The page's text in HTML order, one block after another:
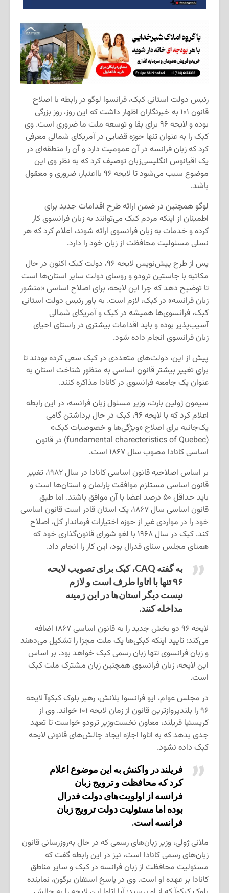
رئیس دولت استانی کبک، فرانسوا لوگو در رابطه با اصلاح
قانون ۱۰۱ به خبرنگاران اظهار داشت که این روز، روز بزرگی
بوده و لایحه ۹۶ برای بقا و توسعه ملت ما ضروری است. وی
كبک را به‌ عنوان تنها حوزه قضایی در آمریكای شمالی معرفی
کرد كه زبان فرانسه در آن عمومیت دارد و آن را منطقه‌ای در
یک اقیانوس انگلیسی‌زبان توصیف کرد که به نظر وی این
موضوع سبب می‌شود تا لایحه ۹۶ بااعتبار، ضروری و معقول
باشد.
لوگو همچنین در ضمن ارائه طرح اقدامات جدید برای
اطمینان از اینکه مردم کبک می‌توانند به زبان فرانسوی کار
کرده و خدمات به زبان فرانسوی ارائه شوند، اعلام کرد که هر
نسلی مسئولیت محافظت از زبان خود را دارد.
پس از طرح پیش‌نویس لایحه ۹۶، دولت کبک اکنون در حال
مکاتبه با جاستین ترودو و روسای دولت سایر استان‌ها است
تا توضیح دهد که چرا این لایحه، برای اصلاح اساسی «منشور
زبان فرانسه» در کبک، لازم است. به باور رئیس دولت استانی
کبک، فرانسوی‌ها همیشه در کبک و آمریکای شمالی
آسیب‌پذیر بوده و باید اقدامات بیشتری در راستای احیای
زبان فرانسوی انجام داده شود.
پیش‌ از این، دولت‌های متعددی در کبک سعی کرده بودند تا
برای تغییر بیشتر قانون اساسی به‌ منظور شناخت استان به‌
عنوان یک جامعه فرانسوی در کانادا مذاکره کنند.
سیمون ژولین بارت، وزیر مسئول زبان فرانسه، در این رابطه
اعلام کرد که با لایحه ۹۶، کبک در حال برداشتن گامی
یک‌جانبه برای اصلاح «ویژگی‌ها و خصوصیات کبک»
(fundamental charecteristics of Quebec) در قانون
اساسی کانادا مصوب سال ۱۸۶۷ است.
بر اساس اصلاحیه قانون اساسی کانادا در سال ۱۹۸۲، تغییر
قانون اساسی مستلزم موافقت پارلمان و استان‌ها است و
باید حداقل ۵۰ درصد اعضا با آن موافق باشند. اما طبق
قانون اساسی سال ۱۸۶۷، یک استان قادر است قانون اساسی
خود را در مواردی غیر از حوزه اختیارات فرماندار کل، اصلاح
کند. کبک در سال ۱۹۶۸ با لغو شورای قانون‌گذاری خود که
همتای مجلس سنای فدرال بود، این کار را انجام داد.
به گفته CAQ، کبک برای تصویب لایحه
۹۶ تنها با اتاوا طرف است و لازم
نیست دیگر استان‌ها در این زمینه
مداخله کنند.
لایحه ۹۶ دو بخش جدید را به قانون اساسی ۱۸۶۷ اضافه
می‌کند: تایید اینکه کبکی‌ها یک ملت مجزا را تشکیل می‌دهند
و زبان فرانسوی تنها زبان رسمی کبک خواهد بود. بر اساس
این لایحه، زبان فرانسوی همچنین زبان مشترک ملت کبک
است.
در مجلس عوام، ایو فرانسوا بلانش، رهبر بلوک کبکوآ لایحه
۹۶ را بلندپروازترین قانون از زمان لایحه ۱۰۱ خواند. وی از
كریستیا فریلند، معاون نخست‌وزیر ترودو خواست تا تعهد
جدی بدهد كه به اتاوا اجازه ایجاد چالش‌های قانونی لایحه
كبک داده نشود.
فریلند در واکنش به این موضوع اعلام
کرد که محافظت و ترویج زبان
فرانسه از اولویت‌های دولت فدرال
بوده اما مسئولیت دولت ترویج زبان
فرانسه است.
ملانی ژولی، وزیر زبان‌های رسمی که در حال به‌روزرسانی قانون
زبان‌های رسمی کانادا است، نیز در این رابطه گفت که
مسئولیت محافظت از زبان فرانسه در کبک و سایر مناطق
کانادا بر عهده او است. وی در پاسخ استفان برگون، نماینده